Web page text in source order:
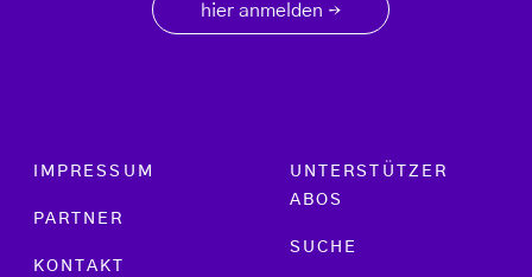
hier anmelden →
Footer menu
IMPRESSUM
PARTNER
KONTAKT
UNTERSTÜTZER
ABOS
SUCHE